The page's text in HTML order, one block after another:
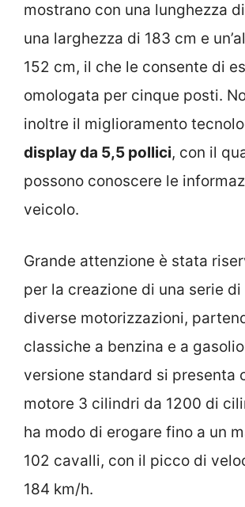
mostrano con una lunghezza
una larghezza di 183 cm e
152 cm, il che le consente di
omologata per cinque posti.
inoltre il miglioramento
display da 5,5 pollici, con il
possono conoscere le
veicolo.
Grande attenzione è stata
per la creazione di una serie
diverse motorizzazioni,
classiche a benzina e a
versione standard si presenta
motore 3 cilindri da 1200 di
ha modo di erogare fino a un
102 cavalli, con il picco di
184 km/h.